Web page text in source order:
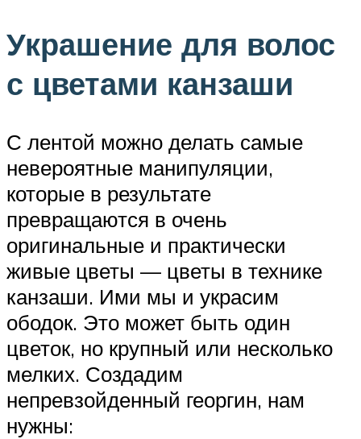
Украшение для волос
с цветами канзаши
С лентой можно делать самые
невероятные манипуляции,
которые в результате
превращаются в очень
оригинальные и практически
живые цветы — цветы в технике
канзаши. Ими мы и украсим
ободок. Это может быть один
цветок, но крупный или несколько
мелких. Создадим
непревзойденный георгин, нам
нужны: